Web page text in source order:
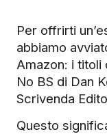
Per offrirti
abbiamo
Amazon: i titoli
No BS di Dan
Scrivenda
Questo